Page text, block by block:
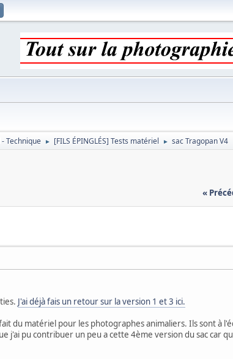
Technique ► [FILS ÉPINGLÉS] Tests matériel ► sac Tragopan V4
«
J'ai déjà fais un retour sur la version 1 et 3 ici.
du matériel pour les photographes animaliers. Ils sont à
j'ai pu contribuer un peu a cette 4ème version du sac car